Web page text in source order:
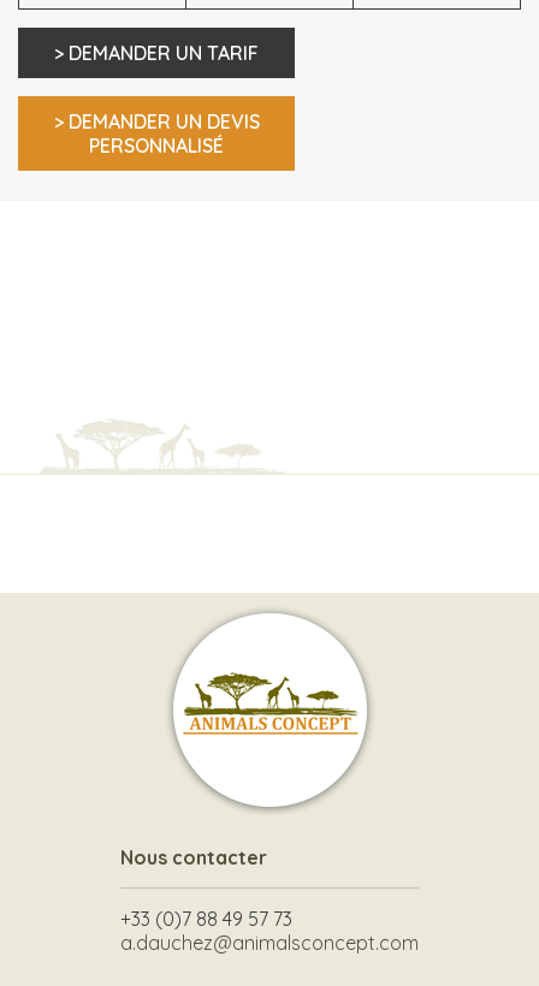
> DEMANDER UN TARIF
> DEMANDER UN DEVIS
PERSONNALISÉ
Nous contacter
+33 (0)7 88 49 57 73
a.dauchez@animalsconcept.com